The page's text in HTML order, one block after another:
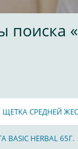
поиска
ЩЕТКА СРЕДНЕЙ
BASIC HERBAL 65Г.